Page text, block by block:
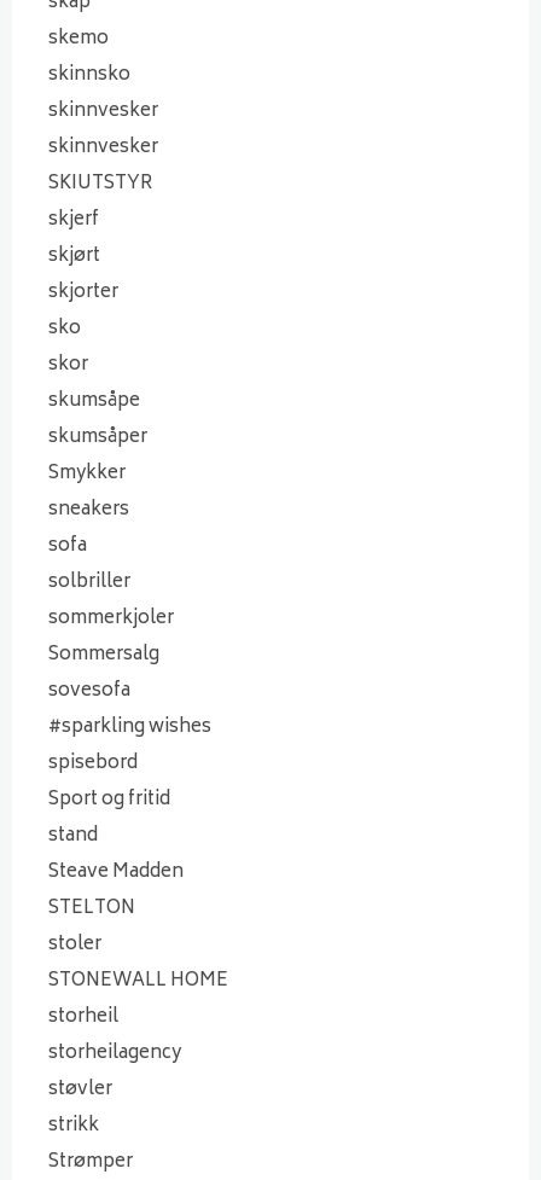
skemo
skinnsko
skinnvesker
skinnvesker
SKIUTSTYR
skjerf
skjørt
skjorter
sko
skor
skumsåpe
skumsåper
Smykker
sneakers
sofa
solbriller
sommerkjoler
Sommersalg
sovesofa
#sparkling wishes
spisebord
Sport og fritid
stand
Steave Madden
STELTON
stoler
STONEWALL HOME
storheil
storheilagency
støvler
strikk
Strømper